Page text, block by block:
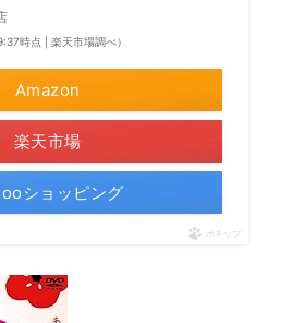
時点 | 楽天市場調べ）
Amazon
楽天市場
ショッピング
ポチップ